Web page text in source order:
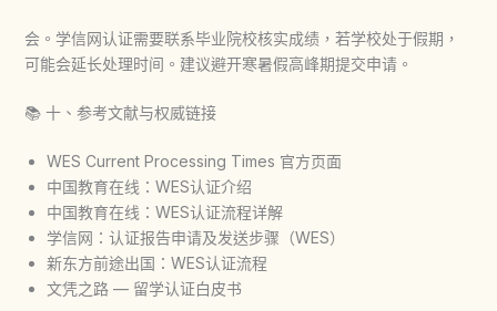
会。学信网认证需要联系毕业院校核实成绩，若学校处于假期，
可能会延长处理时间。建议避开寒暑假高峰期提交申请。
📚 十、参考文献与权威链接
WES Current Processing Times 官方页面
中国教育在线：WES认证介绍
中国教育在线：WES认证流程详解
学信网：认证报告申请及发送步骤（WES）
新东方前途出国：WES认证流程
文凭之路 — 留学认证白皮书